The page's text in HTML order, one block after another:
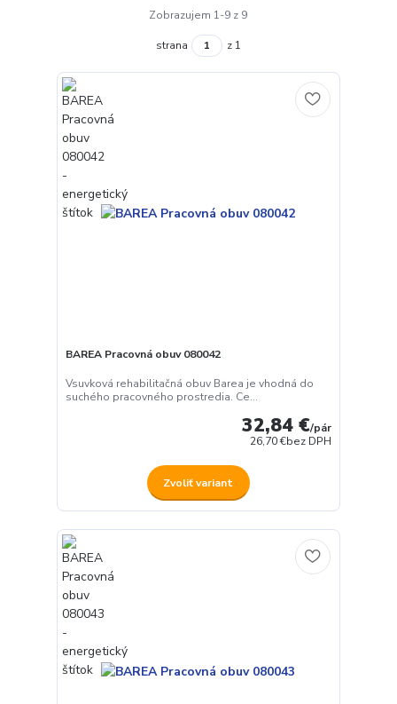
Zobrazujem 1-9 z 9
strana z 1
BAREA Pracovná obuv 080042
Vsuvková rehabilitačná obuv Barea je vhodná do
suchého pracovného prostredia. Ce...
32,84 €/pár
26,70 €bez DPH
Zvoliť variant